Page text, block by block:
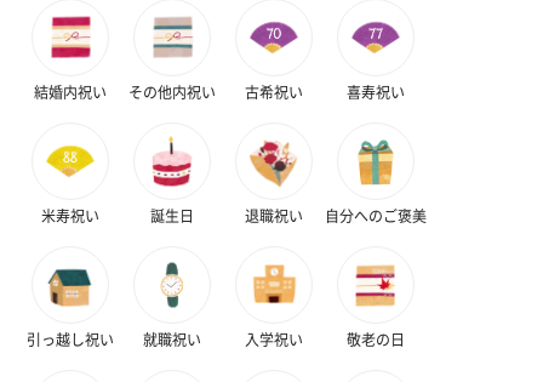
ゼリーバウム カット
円）
麦わらパンダバウム
結婚内祝い その他内祝い 古希祝い 喜寿祝い
米寿祝い 誕生日 退職祝い 自分へのご褒美
引っ越し祝い 就職祝い 入学祝い 敬老の日